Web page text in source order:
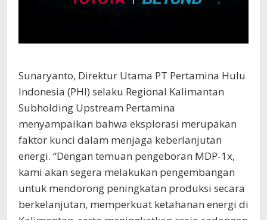
Sunaryanto, Direktur Utama PT Pertamina Hulu
Indonesia (PHI) selaku Regional Kalimantan
Subholding Upstream Pertamina
menyampaikan bahwa eksplorasi merupakan
faktor kunci dalam menjaga keberlanjutan
energi. “Dengan temuan pengeboran MDP-1x,
kami akan segera melakukan pengembangan
untuk mendorong peningkatan produksi secara
berkelanjutan, memperkuat ketahanan energi di